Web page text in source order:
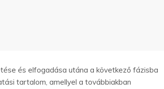
és elfogadása utána a következő fázisba
tartalom, amellyel a továbbiakban